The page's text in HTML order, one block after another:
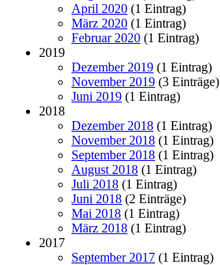
April 2020 (1 Eintrag)
März 2020 (1 Eintrag)
Februar 2020 (1 Eintrag)
2019
Dezember 2019 (1 Eintrag)
November 2019 (3 Einträge)
Juni 2019 (1 Eintrag)
2018
Dezember 2018 (1 Eintrag)
November 2018 (1 Eintrag)
September 2018 (1 Eintrag)
August 2018 (1 Eintrag)
Juli 2018 (1 Eintrag)
Juni 2018 (2 Einträge)
Mai 2018 (1 Eintrag)
März 2018 (1 Eintrag)
2017
September 2017 (1 Eintrag)